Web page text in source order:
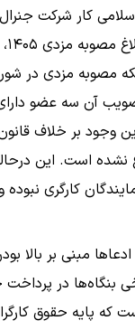
کار شرکت
به
مصوبه مزدی در
آن سه عضو
وجود بر خلاف
نشده است. این
کارگری نبوده
مبنی بر بالا
بنگاه‌ها در
که پایه حقوق